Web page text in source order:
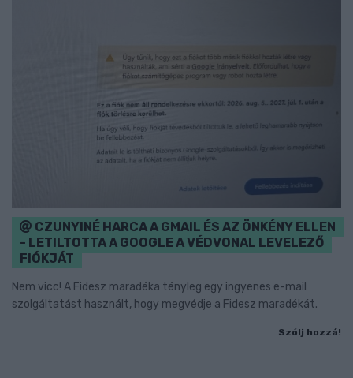
CZUNYINÉ HARCA A GMAIL ÉS AZ ÖNKÉNY ELLEN
- LETILTOTTA A GOOGLE A VÉDVONAL LEVELEZŐ
FIÓKJÁT
Nem vicc! A Fidesz maradéka tényleg egy ingyenes e-mail
szolgáltatást használt, hogy megvédje a Fidesz maradékát.
Szólj hozzá!